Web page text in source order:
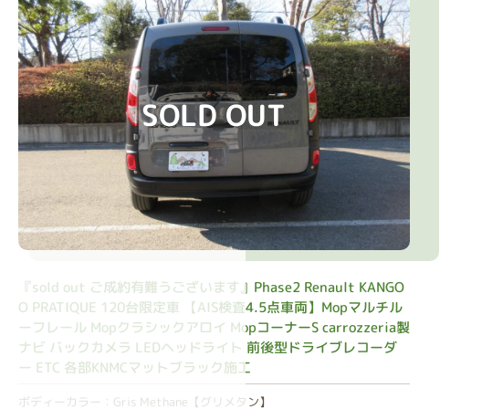
SOLD OUT
『sold out ご成約有難うございます』Phase2 Renault KANGO
O PRATIQUE 120台限定車 【AIS検査4.5点車両】Mopマルチル
ーフレール Mopクラシックアロイ MopコーナーS carrozzeria製
ナビ バックカメラ LEDヘッドライト 前後型ドライブレコーダ
ー ETC 各部KNMCマットブラック施工
ボディーカラー：Gris Methane【グリメタン】